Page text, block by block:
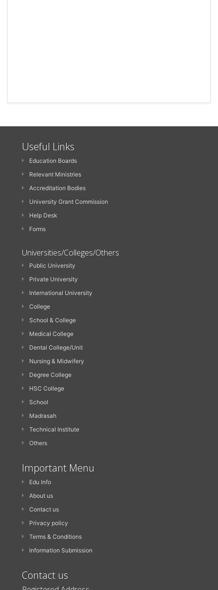
Useful Links
Education Boards
Relevant Ministries
Accreditation Bodies
University Grant Commission
Help Desk
Forms
Universities/Colleges/Others
Public University
Private University
International University
College
School & College
Medical College
Dental College/Unit
Nursing & Midwifery
Degree College
HSC College
School
Madrasah
Technical Institute
Others
Important Menu
Edu Info
About us
Contact us
Privacy policy
Terms & Conditions
Information Submission
Contact us